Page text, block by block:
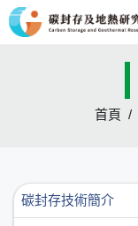
首頁
碳封存技術簡介